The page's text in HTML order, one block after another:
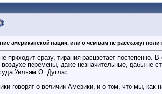
американской нации, или о чём вам не расскажут
приходит сразу, тирания расцветает
перемены, даже незначительные, дабы не
Уильям О. Дуглас.
говорят о величии Америки, и о том, что мы, как